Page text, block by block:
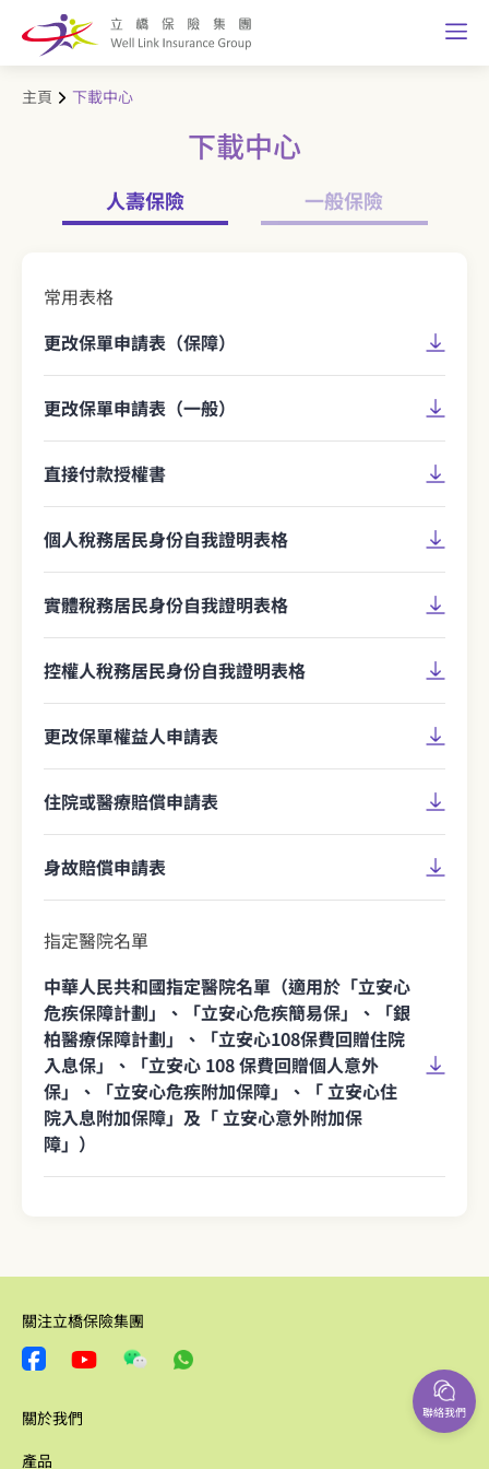
主頁 下載中心
下載中心
人壽保險 一般保險
常用表格
更改保單申請表（保障）
更改保單申請表（一般）
直接付款授權書
個人稅務居民身份自我證明表格
實體稅務居民身份自我證明表格
控權人稅務居民身份自我證明表格
更改保單權益人申請表
住院或醫療賠償申請表
身故賠償申請表
指定醫院名單
中華人民共和國指定醫院名單（適用於「立安心
危疾保障計劃」、「立安心危疾簡易保」、「銀
柏醫療保障計劃」、「立安心108保費回贈住院
入息保」、「立安心 108 保費回贈個人意外
保」、「立安心危疾附加保障」、「 立安心住
院入息附加保障」及「 立安心意外附加保
障」）
關注立橋保險集團
關於我們
產品
聯絡我們